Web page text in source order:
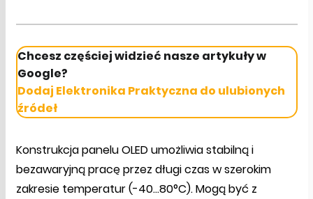
Chcesz częściej widzieć nasze artykuły w
Google?
Dodaj Elektronika Praktyczna do ulubionych
źródeł
Konstrukcja panelu OLED umożliwia stabilną i
bezawaryjną pracę przez długi czas w szerokim
zakresie temperatur (-40…80°C). Mogą być z